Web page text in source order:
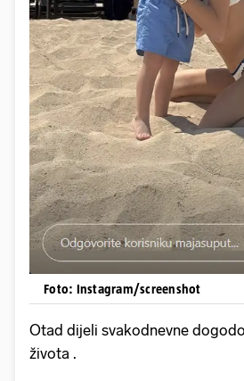
Foto: Instagram/screenshot
Otad dijeli svakodnevne
života .